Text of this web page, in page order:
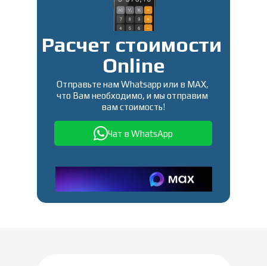
Расчет стоимости
Online
Отправьте нам Whatsapp или в MAX,
что Вам необходимо, и мы отправим
вам стоимость!
Чат в WhatsApp